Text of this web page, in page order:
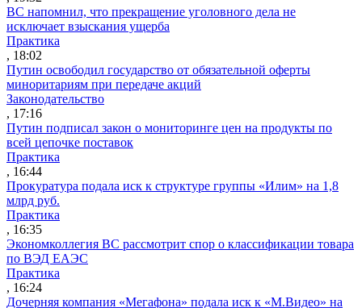
ВС напомнил, что прекращение уголовного дела не
исключает взыскания ущерба
Практика
, 18:02
Путин освободил государство от обязательной оферты
миноритариям при передаче акций
Законодательство
, 17:16
Путин подписал закон о мониторинге цен на продукты по
всей цепочке поставок
Практика
, 16:44
Прокуратура подала иск к структуре группы «Илим» на 1,8
млрд руб.
Практика
, 16:35
Экономколлегия ВС рассмотрит спор о классификации товара
по ВЭД ЕАЭС
Практика
, 16:24
Дочерняя компания «Мегафона» подала иск к «М.Видео» на